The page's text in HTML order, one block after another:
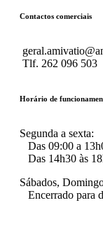
Contactos comerciais
Tlf.
Horário de
Segunda a sexta:
Das 09:00 a
Das 14h30 às
Sábados,
Encerrado para